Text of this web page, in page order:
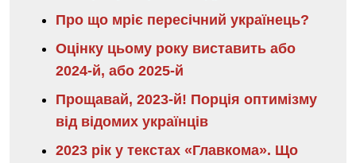
Про що мріє пересічний українець?
Оцінку цьому року виставить або
2024-й, або 2025-й
Прощавай, 2023-й! Порція оптимізму
від відомих українців
2023 рік у текстах «Главкома». Що